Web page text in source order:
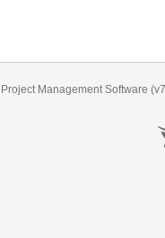
Project Management Software